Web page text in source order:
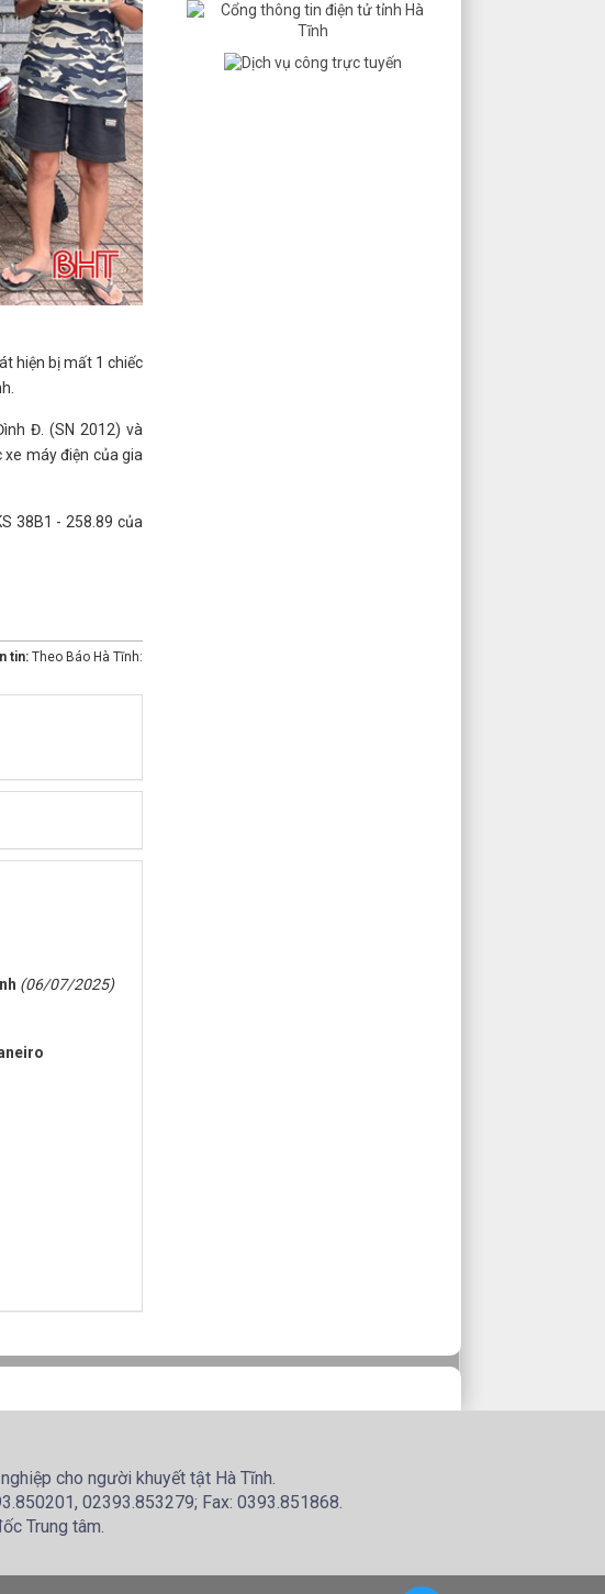
hiện bị mất 1 chiếc
Đ. (SN 2012) và
máy điện của gia
38B1 - 258.89 của
tin: Theo Báo Hà Tĩnh:
(06/07/2025)
cho người khuyết tật Hà Tĩnh.
02393.853279; Fax: 0393.851868.
Trung tâm.